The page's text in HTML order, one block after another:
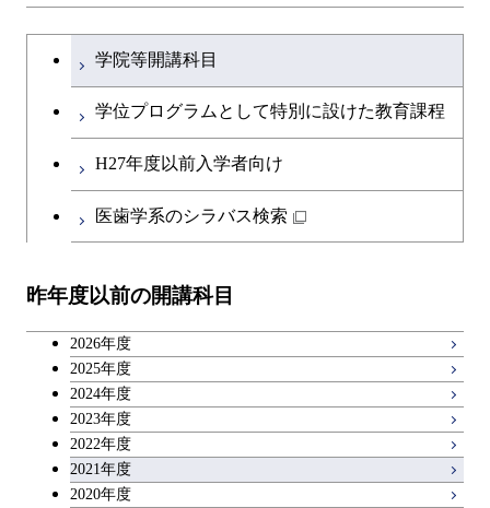
原子核工学コース
知能情報コース
ライフエンジニアリングコ
ース
コース
都市・環境学コース
コース
都市・環境学コース
開閉
エネルギーコース
エンジニアリングデザイン
社会・人間科学コース
イノベーション科学系
イノベーション科学コース
技術経営専門職学位課程
開閉
技術経営専門職学位課程
専門科目
文系教養科目
英語科目
第二外国語科目
キャリア科目
大学院課程を切り替える
学院等開講科目
学位プログラムとして特別に設けた教育課程
H27年度以前入学者向け
医歯学系のシラバス検索
昨年度以前の開講科目
2026年度
2025年度
2024年度
2023年度
2022年度
2021年度
2020年度